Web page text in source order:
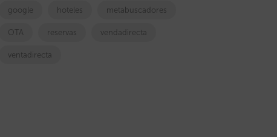
google hoteles metabuscadores
OTA reservas vendadirecta
ventadirecta